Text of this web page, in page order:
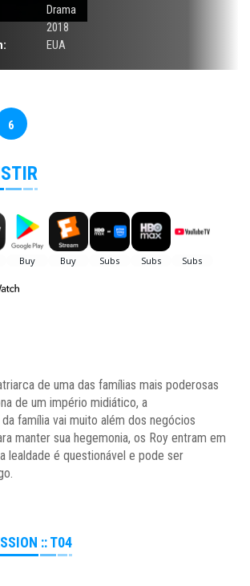
Drama
2018
EUA
6
de uma das famílias mais poderosas
de um império midiático, a
família vai muito além dos negócios
manter sua hegemonia, os Roy entram em
lealdade é questionável e pode ser
:: T04